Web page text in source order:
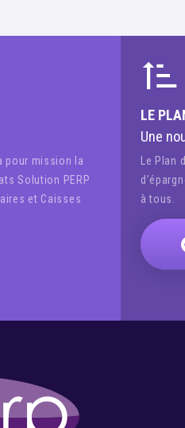
pour mission la
Solution PERP
et Caisses
LE
Une
Le
à tous.